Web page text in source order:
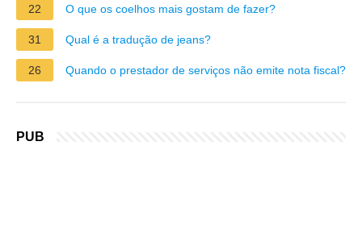
22 O que os coelhos mais gostam de fazer?
31 Qual é a tradução de jeans?
26 Quando o prestador de serviços não emite nota fiscal?
PUB